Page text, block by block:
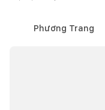
Phương Trang